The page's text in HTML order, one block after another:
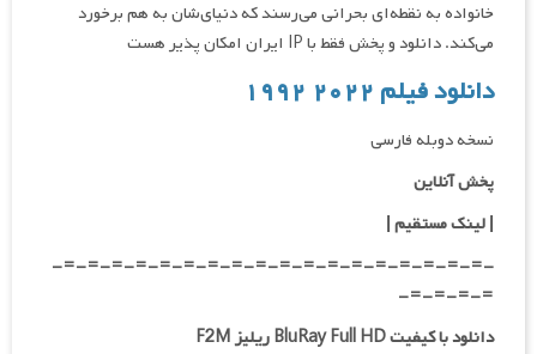
خانواده به نقطه‌ای بحرانی می‌رسند که دنیای‌شان به هم برخورد
می‌کند. دانلود و پخش فقط با IP ایران امکان پذیر هست
دانلود فیلم ۲۰۲۲ ۱۹۹۲
نسخه دوبله فارسی
پخش آنلاین
| لینک مستقیم|
-=-=-=-=-=-=-=-=-=-=-=-=-=-=-=-=-=-=-
=-=-=-=-
دانلود با کیفیت BluRay Full HD ریلیز F2M